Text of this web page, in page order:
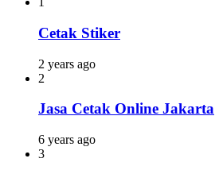
Cetak Stiker
2 years ago
2
Jasa Cetak Online Jakarta
6 years ago
3